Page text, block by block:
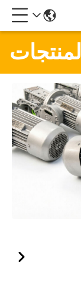
المنتجات